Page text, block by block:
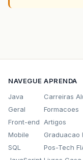
NAVEGUE
Java
Geral
Front-end
Mobile
SQL
APRENDA
Carreiras
Formacoes
Artigos
Graduacao
Pos-Tech